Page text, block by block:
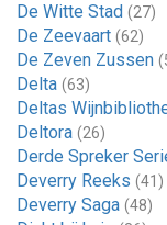
De Witte Stad (27)
De Zeevaart (62)
De Zeven Zussen
Delta (63)
Deltas
Deltora (26)
Derde Spreker
Deverry Reeks (41)
Deverry Saga (48)